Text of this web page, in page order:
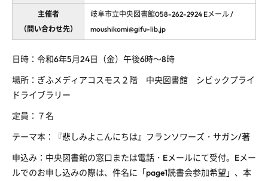
主催者
（問い合わせ先）
岐阜市立中央図書館058-262-2924 Eメール /
moushikomi@gifu-lib.jp
日時：令和6年5月24日（金）午後6時～8時
場所：ぎふメディアコスモス２階 中央図書館 シビックプライ
ドライブラリー
定員：７名
テーマ本：『悲しみよこんにちは』フランソワーズ・サガン/著
申込み：中央図書館の窓口または電話・ Eメールにて受付。 Eメー
ルでのお申し込みの際は、件名に「page1読書会参加希望」、本